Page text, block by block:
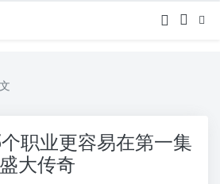
职业更容易在第一集
大传奇